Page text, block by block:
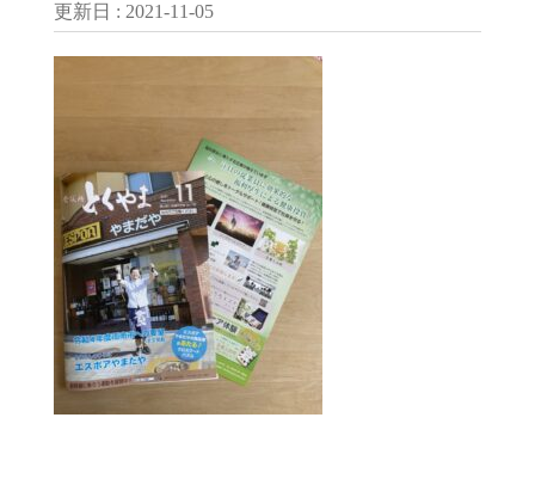
更新日 : 2021-11-05